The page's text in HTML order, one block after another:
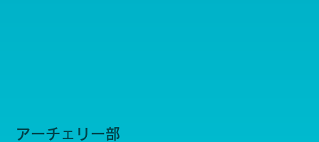
アーチェリー部